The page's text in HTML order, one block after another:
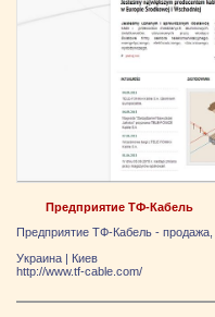
Предприятие ТФ-Кабель
Предприятие ТФ-Кабель - продажа,
Украина | Киев
http://www.tf-cable.com/